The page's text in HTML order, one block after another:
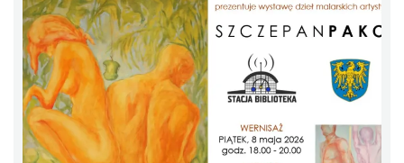
Poland Bachaturo Festiwal